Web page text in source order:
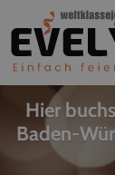
Hier
Baden-